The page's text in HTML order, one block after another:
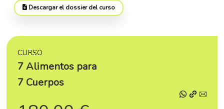
Descargar el dossier del curso
CURSO
7 Alimentos para
7 Cuerpos